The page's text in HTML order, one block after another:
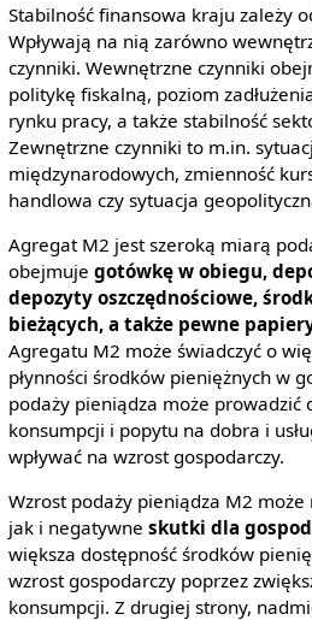
Stabilność finansowa kraju zależy
Wpływają na nią zarówno
czynniki. Wewnętrzne czynniki
politykę fiskalną, poziom
rynku pracy, a także stabilność
Zewnętrzne czynniki to m.in.
międzynarodowych, zmienność
handlowa czy sytuacja
Agregat M2 jest szeroką miarą
obejmuje gotówkę w obiegu,
depozyty oszczędnościowe,
bieżących, a także pewne
Agregatu M2 może świadczyć o
płynności środków pieniężnych w
podaży pieniądza może prowadzić
konsumpcji i popytu na dobra i
wpływać na wzrost gospodarczy.
Wzrost podaży pieniądza M2
jak i negatywne skutki dla
większa dostępność środków
wzrost gospodarczy poprzez
konsumpcji. Z drugiej strony,